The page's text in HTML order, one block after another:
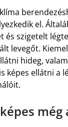
el.
és szigetelt
levegőt.
hideg,
képes ellátni a
még